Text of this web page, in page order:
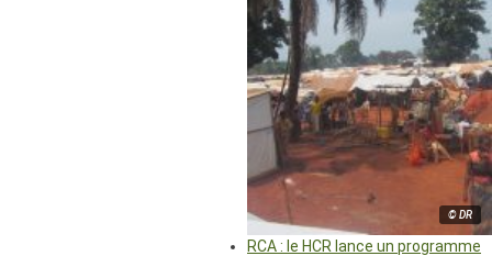
© DR
RCA : le HCR lance un programme